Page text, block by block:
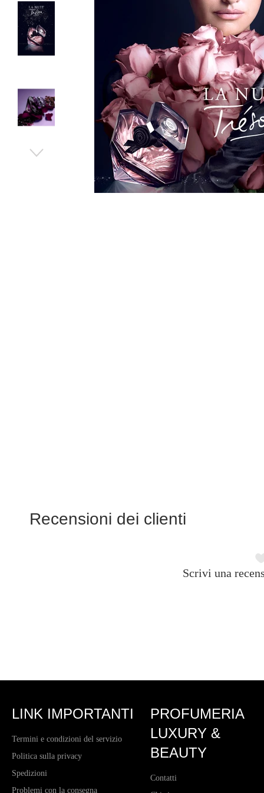
Recensioni dei clienti
Scrivi una
LINK IMPORTANTI
Termini e condizioni del servizio
Politica sulla privacy
Spedizioni
Problemi con la consegna
PROFUMERIA
LUXURY &
BEAUTY
Contatti